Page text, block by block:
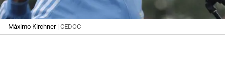
Máximo Kirchner| CEDOC